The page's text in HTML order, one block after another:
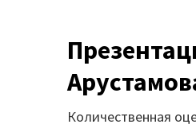
Количественная